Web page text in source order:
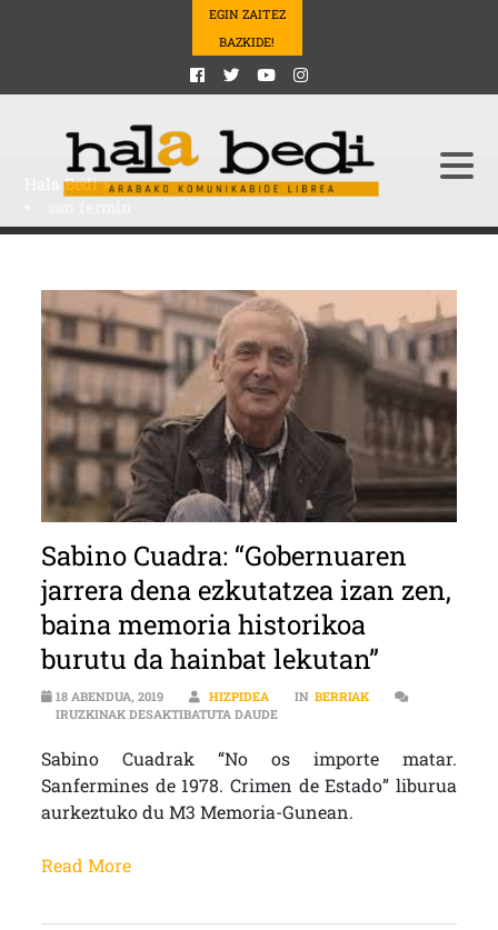
EGIN ZAITEZ
BAZKIDE!
Hala Bedi>
Sabino Cuadra: “Gobernuaren
jarrera dena ezkutatzea izan zen,
baina memoria historikoa
burutu da hainbat lekutan”
18 ABENDUA, 2019 HIZPIDEA IN BERRIAK
IRUZKINAK DESAKTIBATUTA DAUDESABINO CUADRA:
Sabino Cuadrak “No os importe matar.
Sanfermines de 1978. Crimen de Estado” liburua
aurkeztuko du M3 Memoria-Gunean.
Read More